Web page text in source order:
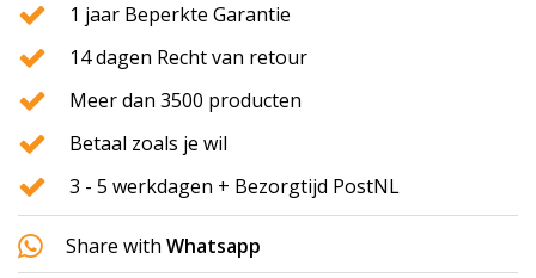
1 jaar Beperkte Garantie
14 dagen Recht van retour
Meer dan 3500 producten
Betaal zoals je wil
3 - 5 werkdagen + Bezorgtijd PostNL
Share with Whatsapp